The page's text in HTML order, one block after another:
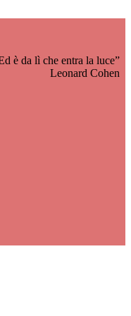
è da lì che entra la luce”
Leonard Cohen